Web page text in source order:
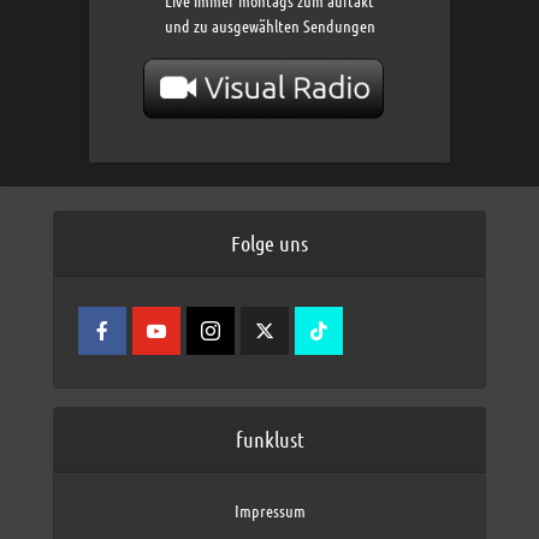
und zu ausgewählten Sendungen
Folge uns
funklust
Impressum